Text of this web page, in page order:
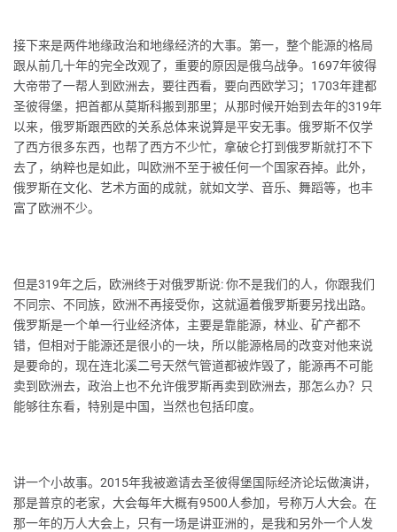
接下来是两件地缘政治和地缘经济的大事。第一，整个能源的格局
跟从前几十年的完全改观了，重要的原因是俄乌战争。1697年彼得
大帝带了一帮人到欧洲去，要往西看，要向西欧学习；1703年建都
圣彼得堡，把首都从莫斯科搬到那里；从那时候开始到去年的319年
以来，俄罗斯跟西欧的关系总体来说算是平安无事。俄罗斯不仅学
了西方很多东西，也帮了西方不少忙，拿破仑打到俄罗斯就打不下
去了，纳粹也是如此，叫欧洲不至于被任何一个国家吞掉。此外，
俄罗斯在文化、艺术方面的成就，就如文学、音乐、舞蹈等，也丰
富了欧洲不少。
但是319年之后，欧洲终于对俄罗斯说: 你不是我们的人，你跟我们
不同宗、不同族，欧洲不再接受你，这就逼着俄罗斯要另找出路。
俄罗斯是一个单一行业经济体，主要是靠能源，林业、矿产都不
错，但相对于能源还是很小的一块，所以能源格局的改变对他来说
是要命的，现在连北溪二号天然气管道都被炸毁了，能源再不可能
卖到欧洲去，政治上也不允许俄罗斯再卖到欧洲去，那怎么办？只
能够往东看，特别是中国，当然也包括印度。
讲一个小故事。2015年我被邀请去圣彼得堡国际经济论坛做演讲，
那是普京的老家，大会每年大概有9500人参加，号称万人大会。在
那一年的万人大会上，只有一场是讲亚洲的，是我和另外一个人发